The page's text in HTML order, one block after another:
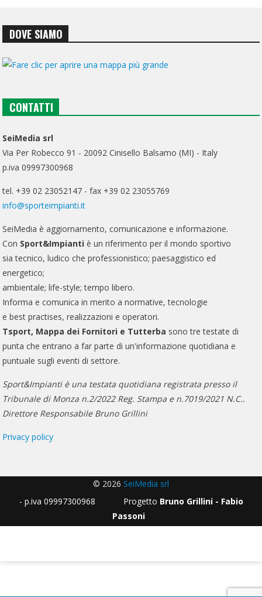
DOVE SIAMO
CONTATTI
SeiMedia srl
Via Per Robecco 91 - 20092 Cinisello Balsamo (MI) - Italy
p.iva 09997300968
tel. +39 02 23052147 - fax +39 02 23055769
info@sporteimpianti.it
SeiMedia è aggiornamento, comunicazione e informazione.
Con Sport&Impianti è un riferimento per il mondo sportivo
sia tecnico, ludico che professionistico; paesaggistico ed
energetico;
ambientale; life-style; tempo libero.
Informa e comunica in merito a normative, tecnologie
e best practises, realizzazioni e operatori.
Tsport, Mappa dei Fornitori e Tutterba sono tre testate di
punta che entrano a far parte di un'informazione quotidiana e
puntuale sugli eventi di settore.
Sport&Impianti è una testata quotidiana registrata presso il
Tribunale di Monza n.2/2022 Reg. Stampa e n.7019/2021 N.C..
Direttore Responsabile Bruno Grillini
Privacy policy
© 2026 SeiMedia srl
- p.iva 09997300968 Progetto Bruno Grillini - Fabio
Passoni